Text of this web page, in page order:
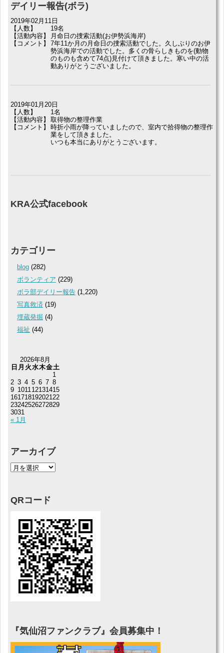
デイリー報告(ボラ)
2019年02月11日
【人数】
19名
【活動内容】
月命日の捜索活動(お伊勢浜海岸)
【コメント】
7年11か月の月命日の捜索活動でした。久しぶりのお伊
勢浜海岸での活動でした。多くの骨らしきものを(動物
のものも含めて74点)見付けて頂きました。寒い中の活
動ありがとうございました。
2019年01月20日
【人数】
1名
【活動内容】
取得物の整理作業
【コメント】
時折小雨が降っていましたので、室内で拾得物の整理作
業をして頂きました。
いつも本当にありがとうございます。
KRA公式facebook
カテゴリー
blog (282)
ボランティア (229)
ボラ部デイリー報告 (1,220)
写真救済 (19)
埋蔵発掘 (4)
福祉 (44)
2026年8月
日 月 火水木金土
« 1月
1
2 3 4 5 6 7 8
9 1011 12131415
161718192021 22
23242526272829
3031
アーカイブ
QRコード
『気仙沼ファンクラブ』会員募集中！